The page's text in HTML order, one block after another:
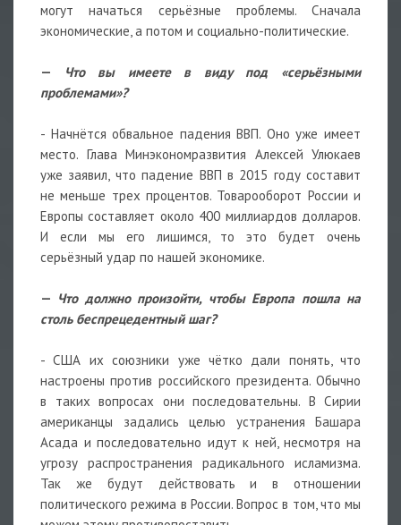
могут начаться серьёзные проблемы. Сначала
экономические, а потом и социально-политические.
—
Что вы имеете в виду под «серьёзными
проблемами»?
- Начнётся обвальное падения ВВП. Оно уже имеет
место. Глава Минэкономразвития Алексей Улюкаев
уже заявил, что падение ВВП в 2015 году составит
не меньше трех процентов. Товарооборот России и
Европы составляет около 400 миллиардов долларов.
И если мы его лишимся, то это будет очень
серьёзный удар по нашей экономике.
— Что должно произойти, чтобы Европа пошла на
столь беспрецедентный шаг?
- США их союзники уже чётко дали понять, что
настроены против российского президента. Обычно
в таких вопросах они последовательны. В Сирии
американцы задались целью устранения Башара
Асада и последовательно идут к ней, несмотря на
угрозу распространения радикального исламизма.
Так же будут действовать и в отношении
политического режима в России. Вопрос в том, что мы